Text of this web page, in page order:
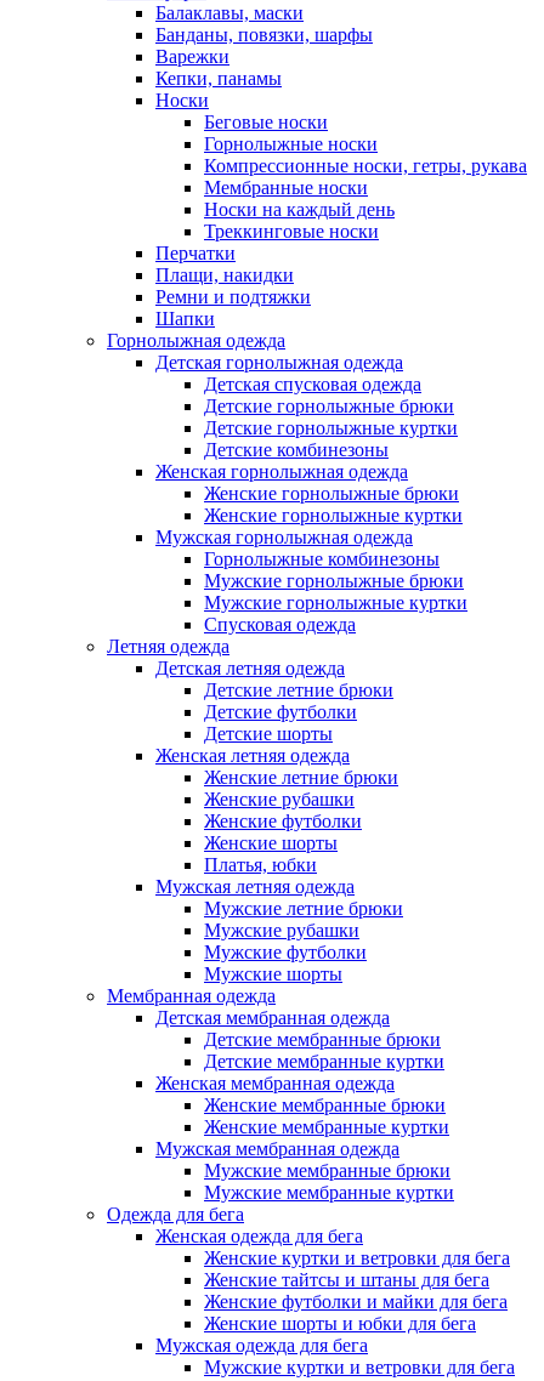
Балаклавы, маски
Банданы, повязки, шарфы
Варежки
Кепки, панамы
Носки
Беговые носки
Горнолыжные носки
Компрессионные носки, гетры, рукава
Мембранные носки
Носки на каждый день
Треккинговые носки
Перчатки
Плащи, накидки
Ремни и подтяжки
Шапки
Горнолыжная одежда
Детская горнолыжная одежда
Детская спусковая одежда
Детские горнолыжные брюки
Детские горнолыжные куртки
Детские комбинезоны
Женская горнолыжная одежда
Женские горнолыжные брюки
Женские горнолыжные куртки
Мужская горнолыжная одежда
Горнолыжные комбинезоны
Мужские горнолыжные брюки
Мужские горнолыжные куртки
Спусковая одежда
Летняя одежда
Детская летняя одежда
Детские летние брюки
Детские футболки
Детские шорты
Женская летняя одежда
Женские летние брюки
Женские рубашки
Женские футболки
Женские шорты
Платья, юбки
Мужская летняя одежда
Мужские летние брюки
Мужские рубашки
Мужские футболки
Мужские шорты
Мембранная одежда
Детская мембранная одежда
Детские мембранные брюки
Детские мембранные куртки
Женская мембранная одежда
Женские мембранные брюки
Женские мембранные куртки
Мужская мембранная одежда
Мужские мембранные брюки
Мужские мембранные куртки
Одежда для бега
Женская одежда для бега
Женские куртки и ветровки для бега
Женские тайтсы и штаны для бега
Женские футболки и майки для бега
Женские шорты и юбки для бега
Мужская одежда для бега
Мужские куртки и ветровки для бега